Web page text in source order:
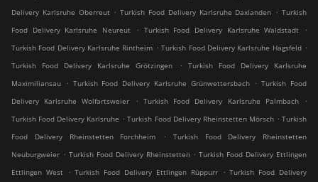
Delivery Karlsruhe Oberreut . Turkish Food Delivery Karlsruhe Daxlanden . Turkish
Food Delivery Karlsruhe Neureut
. Turkish Food Delivery Karlsruhe Waldstadt
.
Turkish Food Delivery Karlsruhe Rintheim . Turkish Food Delivery Karlsruhe Hagsfeld .
Turkish Food Delivery Karlsruhe Grötzingen
.
Turkish Food Delivery Karlsruhe
Maximiliansau
. Turkish Food Delivery Karlsruhe Grünwettersbach . Turkish Food
Delivery Karlsruhe Wolfartsweier
. Turkish Food Delivery Karlsruhe Palmbach
.
Turkish Food Delivery Karlsruhe . Turkish Food Delivery Rheinstetten Mörsch . Turkish
Food Delivery Rheinstetten Forchheim
.
Turkish Food Delivery Rheinstetten
Neuburgweier . Turkish Food Delivery Rheinstetten . Turkish Food Delivery Ettlingen
Ettlingen West
. Turkish Food Delivery Ettlingen Rüppurr . Turkish Food Delivery